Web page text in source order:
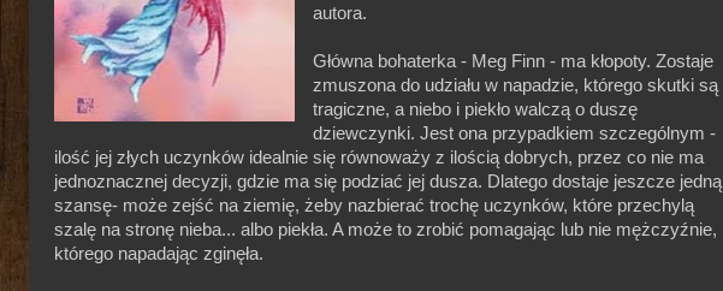
autora.
Główna bohaterka - Meg Finn - ma kłopoty. Zostaje
zmuszona do udziału w napadzie, którego skutki są
tragiczne, a niebo i piekło walczą o duszę
dziewczynki. Jest ona przypadkiem szczególnym -
ilość jej złych uczynków idealnie się równoważy z ilością dobrych, przez co nie ma
jednoznacznej decyzji, gdzie ma się podziać jej dusza. Dlatego dostaje jeszcze jedną
szansę- może zejść na ziemię, żeby nazbierać trochę uczynków, które przechylą
szalę na stronę nieba... albo piekła. A może to zrobić pomagając lub nie mężczyźnie,
którego napadając zginęła.